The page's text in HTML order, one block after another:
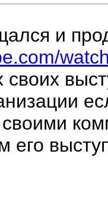
и
своими
его